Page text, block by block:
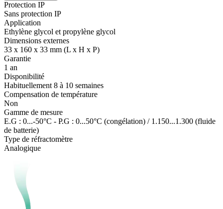
Protection IP
Sans protection IP
Application
Ethylène glycol et propylène glycol
Dimensions externes
33 x 160 x 33 mm (L x H x P)
Garantie
1 an
Disponibilité
Habituellement 8 à 10 semaines
Compensation de température
Non
Gamme de mesure
E.G : 0...-50°C - P.G : 0...50°C (congélation) / 1.150...1.300 (fluide
de batterie)
Type de réfractomètre
Analogique